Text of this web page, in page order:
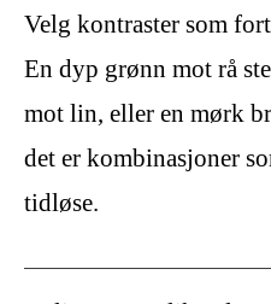
Velg kontraster som
En dyp grønn mot rå
mot lin, eller en mørk
det er kombinasjoner
tidløse.